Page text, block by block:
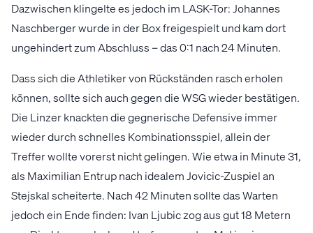
Dazwischen klingelte es jedoch im LASK-Tor: Johannes
Naschberger wurde in der Box freigespielt und kam dort
ungehindert zum Abschluss – das 0:1 nach 24 Minuten.
Dass sich die Athletiker von Rückständen rasch erholen
können, sollte sich auch gegen die WSG wieder bestätigen.
Die Linzer knackten die gegnerische Defensive immer
wieder durch schnelles Kombinationsspiel, allein der
Treffer wollte vorerst nicht gelingen. Wie etwa in Minute 31,
als Maximilian Entrup nach idealem Jovicic-Zuspiel an
Stejskal scheiterte. Nach 42 Minuten sollte das Warten
jedoch ein Ende finden: Ivan Ljubic zog aus gut 18 Metern